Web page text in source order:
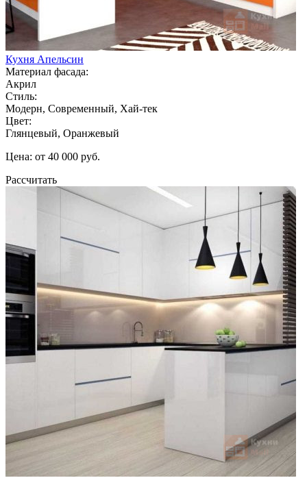
Кухня Апельсин
Материал фасада:
Акрил
Стиль:
Модерн, Современный, Хай-тек
Цвет:
Глянцевый, Оранжевый
Цена: от 40 000 руб.
Рассчитать